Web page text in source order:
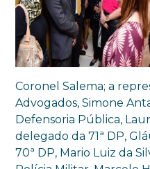
Coronel Salema; a
Advogados, Simone
Defensoria Pública,
delegado da 71ª DP,
70ª DP, Mario Luiz da